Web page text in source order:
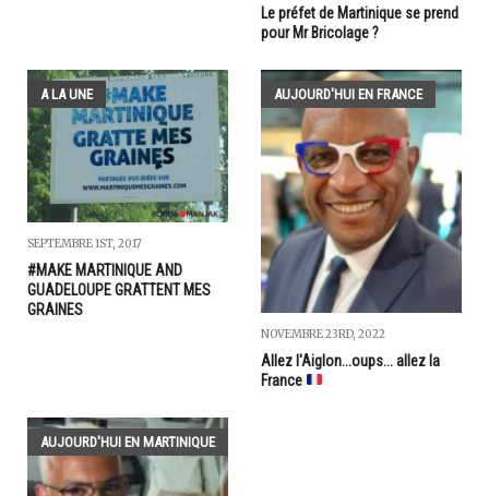
Le préfet de Martinique se prend
pour Mr Bricolage ?
A LA UNE
SEPTEMBRE 1ST, 2017
#MAKE MARTINIQUE AND
GUADELOUPE GRATTENT MES
GRAINES
AUJOURD'HUI EN FRANCE
NOVEMBRE 23RD, 2022
Allez l'Aiglon...oups... allez la
France
AUJOURD'HUI EN MARTINIQUE